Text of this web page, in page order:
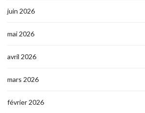
juin 2026
mai 2026
avril 2026
mars 2026
février 2026